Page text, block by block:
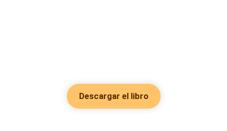
Descargar el libro